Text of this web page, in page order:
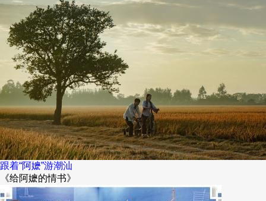
跟着“阿嬷”游潮汕
《给阿嬷的情书》